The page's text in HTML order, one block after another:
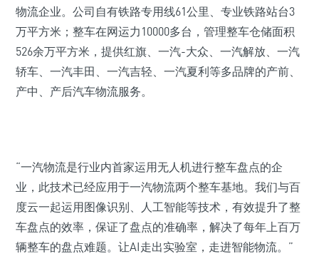
物流企业。公司自有铁路专用线61公里、专业铁路站台3
万平方米；整车在网运力10000多台，管理整车仓储面积
526余万平方米，提供红旗、一汽-大众、一汽解放、一汽
轿车、一汽丰田、一汽吉轻、一汽夏利等多品牌的产前、
产中、产后汽车物流服务。
“一汽物流是行业内首家运用无人机进行整车盘点的企
业，此技术已经应用于一汽物流两个整车基地。我们与百
度云一起运用图像识别、人工智能等技术，有效提升了整
车盘点的效率，保证了盘点的准确率，解决了每年上百万
辆整车的盘点难题。让AI走出实验室，走进智能物流。”